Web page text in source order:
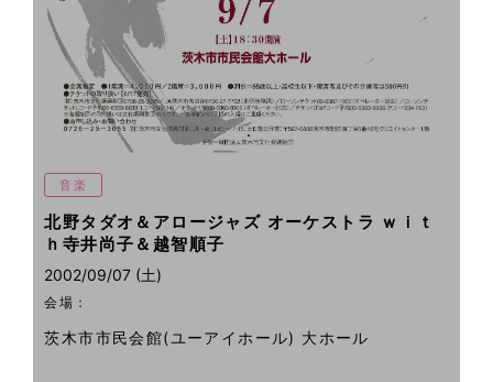
音楽
北野タダオ＆アロージャズ オーケストラ ｗｉｔ
ｈ寺井尚子＆越智順子
2002/09/07 (土)
会場：
茨木市市民会館(ユーアイホール) 大ホール